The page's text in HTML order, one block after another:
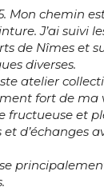
et conditions
Mon chemin
J’ai suivi
de Nîmes et
diverses.
atelier
fort de ma
fructueuse et
d’échanges